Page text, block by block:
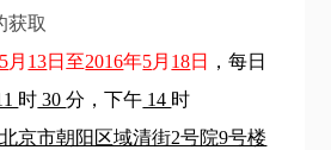
获取
5月 13日至2016年5月 18日
，每日
时 30分，下午 14 时
北京市朝阳区域清街2号院9号楼